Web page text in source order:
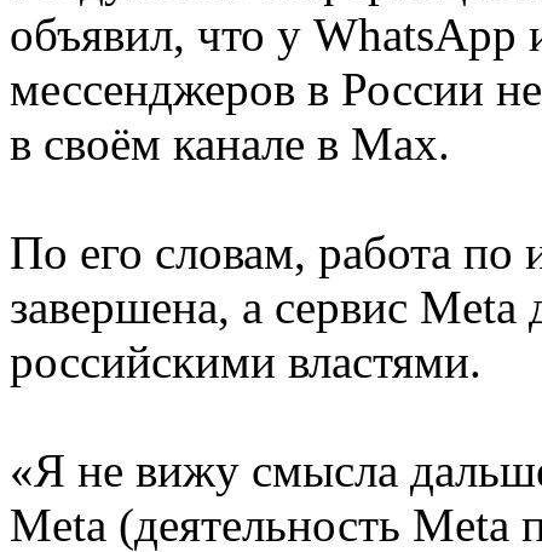
объявил, что у WhatsApp
мессенджеров в России
в своём канале в Max.
По его словам, работа
завершена, а сервис Meta
российскими властями.
«Я не вижу смысла
Meta (деятельность Meta